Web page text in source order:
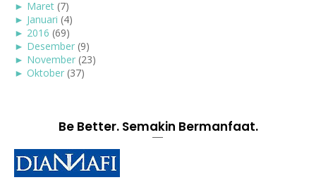
► Maret (7)
► Januari (4)
► 2016 (69)
► Desember (9)
► November (23)
► Oktober (37)
Be Better. Semakin Bermanfaat.